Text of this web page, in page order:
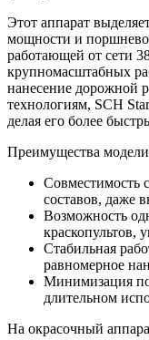
Этот аппарат
мощности и
работающей от сети
крупномасштабных
нанесение дорожной
технологиям, SCH
делая его более
Преимущества
Совместимость
составов, даже
Возможность
краскопультов,
Стабильная
равномерное
Минимизация
длительном
На окрасочный